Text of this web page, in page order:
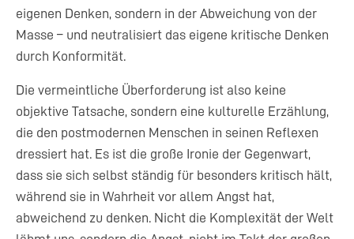
eigenen Denken, sondern in der Abweichung von der
Masse – und neutralisiert das eigene kritische Denken
durch Konformität.
Die vermeintliche Überforderung ist also keine
objektive Tatsache, sondern eine kulturelle Erzählung,
die den postmodernen Menschen in seinen Reflexen
dressiert hat. Es ist die große Ironie der Gegenwart,
dass sie sich selbst ständig für besonders kritisch hält,
während sie in Wahrheit vor allem Angst hat,
abweichend zu denken. Nicht die Komplexität der Welt